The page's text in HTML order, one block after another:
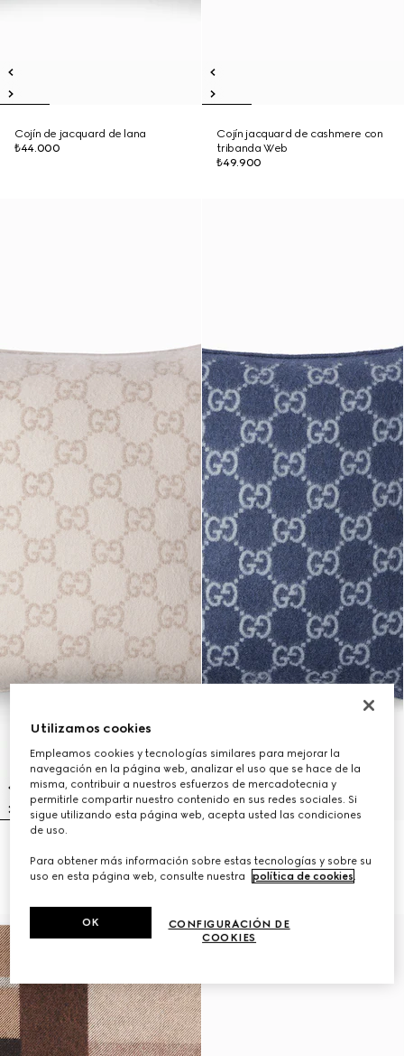
Cojín de jacquard de lana
₺44.000
Cojín jacquard de cashmere con
tribanda Web
₺49.900
lana con GG
₺44.000
lana con GG
₺44.000
Utilizamos cookies
Empleamos cookies y tecnologías similares para mejorar la
navegación en la página web, analizar el uso que se hace de la
misma, contribuir a nuestros esfuerzos de mercadotecnia y
permitirle compartir nuestro contenido en sus redes sociales. Si
sigue utilizando esta página web, acepta usted las condiciones
de uso.
Para obtener más información sobre estas tecnologías y sobre su
uso en esta página web, consulte nuestra
política de cookies
CONFIGURACIÓN DE
COOKIES
OK